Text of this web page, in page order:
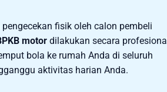
fisik oleh calon pembeli
motor dilakukan secara profesional
bola ke rumah Anda di seluruh
aktivitas harian Anda.